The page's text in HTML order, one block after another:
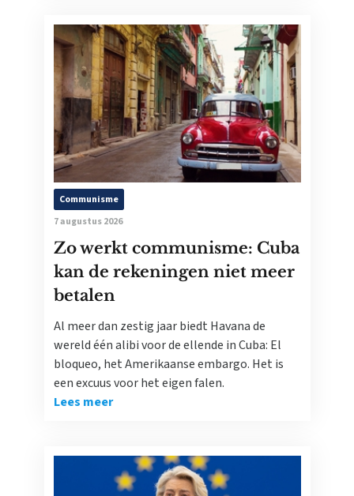
Communisme
7 augustus 2026
Zo werkt communisme: Cuba
kan de rekeningen niet meer
betalen
Al meer dan zestig jaar biedt Havana de
wereld één alibi voor de ellende in Cuba: El
bloqueo, het Amerikaanse embargo. Het is
een excuus voor het eigen falen.
Lees meer